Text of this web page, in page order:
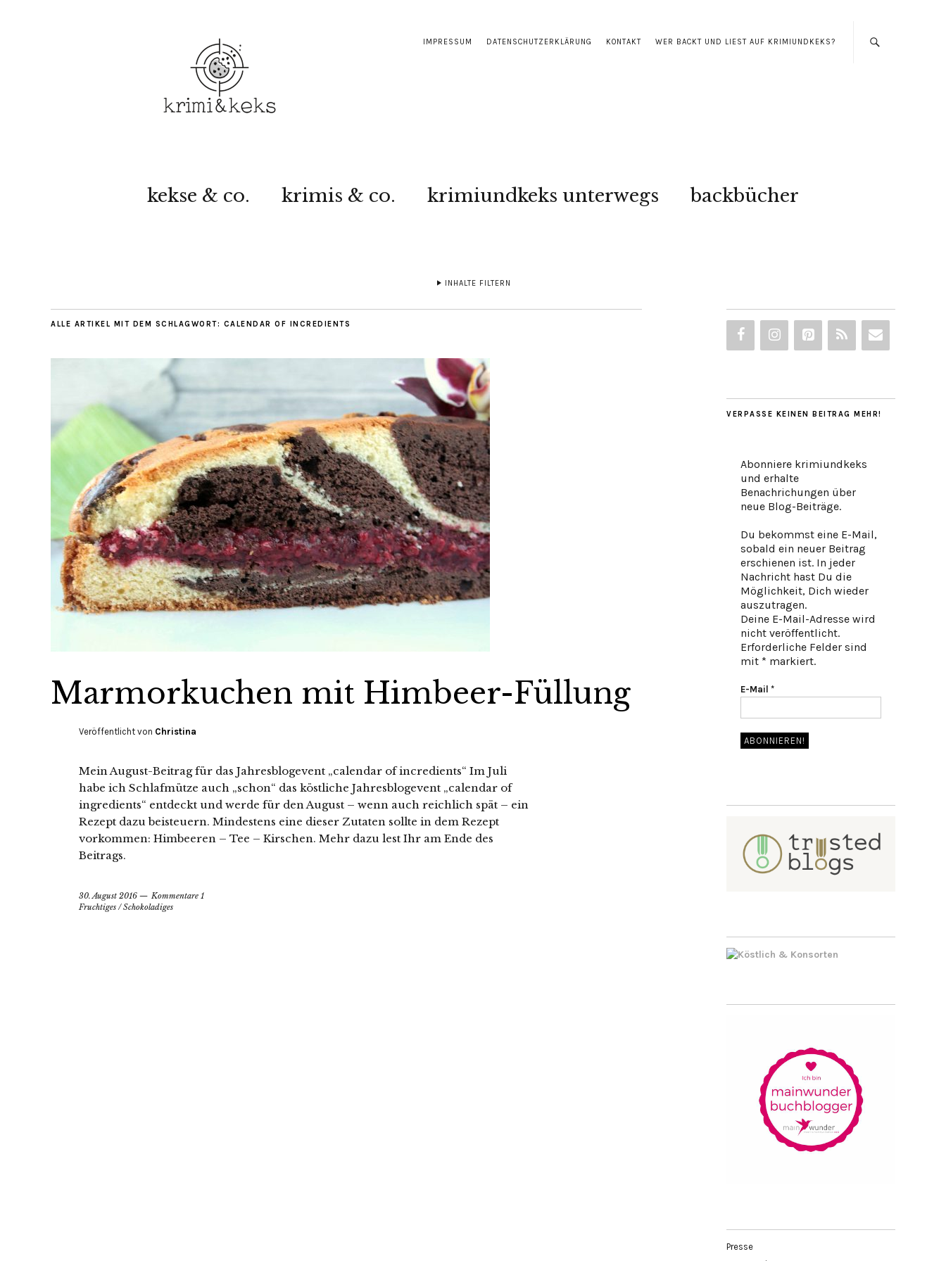
IMPRESSUM DATENSCHUTZERKLÄRUNG KONTAKT WER BACKT UND LIEST AUF KRIMIUNDKEKS?
kekse & co. krimis & co. krimiundkeks unterwegs backbücher
INHALTE FILTERN
ALLE ARTIKEL MIT DEM SCHLAGWORT: CALENDAR OF INCREDIENTS
Marmorkuchen mit Himbeer-Füllung
Veröffentlicht von Christina
Mein August-Beitrag für das Jahresblogevent „calendar of incredients“ Im Juli
habe ich Schlafmütze auch „schon“ das köstliche Jahresblogevent „calendar of
ingredients“ entdeckt und werde für den August – wenn auch reichlich spät – ein
Rezept dazu beisteuern. Mindestens eine dieser Zutaten sollte in dem Rezept
vorkommen: Himbeeren – Tee – Kirschen. Mehr dazu lest Ihr am Ende des
Beitrags.
30. August 2016
Kommentare 1
Fruchtiges /Schokoladiges
VERPASSE KEINEN BEITRAG MEHR!
Abonniere krimiundkeks
und erhalte
Benachrichungen über
neue Blog-Beiträge.
Du bekommst eine E-Mail,
sobald ein neuer Beitrag
erschienen ist. In jeder
Nachricht hast Du die
Möglichkeit, Dich wieder
auszutragen.
Deine E-Mail-Adresse wird
nicht veröffentlicht.
Erforderliche Felder sind
mit * markiert.
E-Mail *
Presse